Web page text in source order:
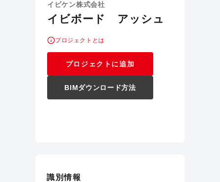
識別情報
イビケン株式会社
イビボード アッシュ
プロジェクトとは
プロジェクトに追加
BIMダウンロード方法